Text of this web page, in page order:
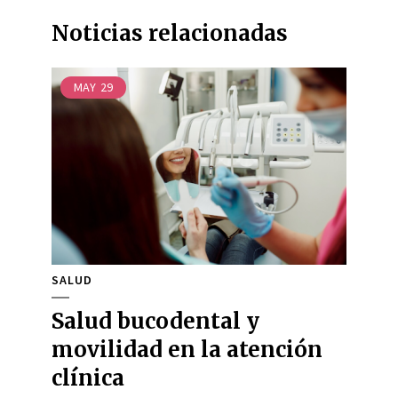
Noticias relacionadas
MAY 29
SALUD
Salud bucodental y
movilidad en la atención
clínica